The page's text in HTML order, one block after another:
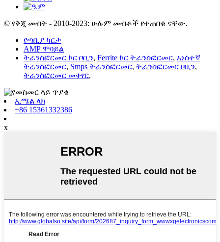
© የቅጂ መብት - 2010-2023: ሁሉም መብቶች የተጠበቁ ናቸው.
የጣቢያ ካርታ
AMP ሞባይል
ትራንስፎርመር ኮር ቦቢን, Ferrite ኮር ትራንስፎርመር, አነስተኛ
ትራንስፎርመር, Smps ትራንስፎርመር, ትራንስፎርመር ቦቢን,
ትራንስፎርመር መቀየር,
ኢሜል ላክ
+86 15361332386
x